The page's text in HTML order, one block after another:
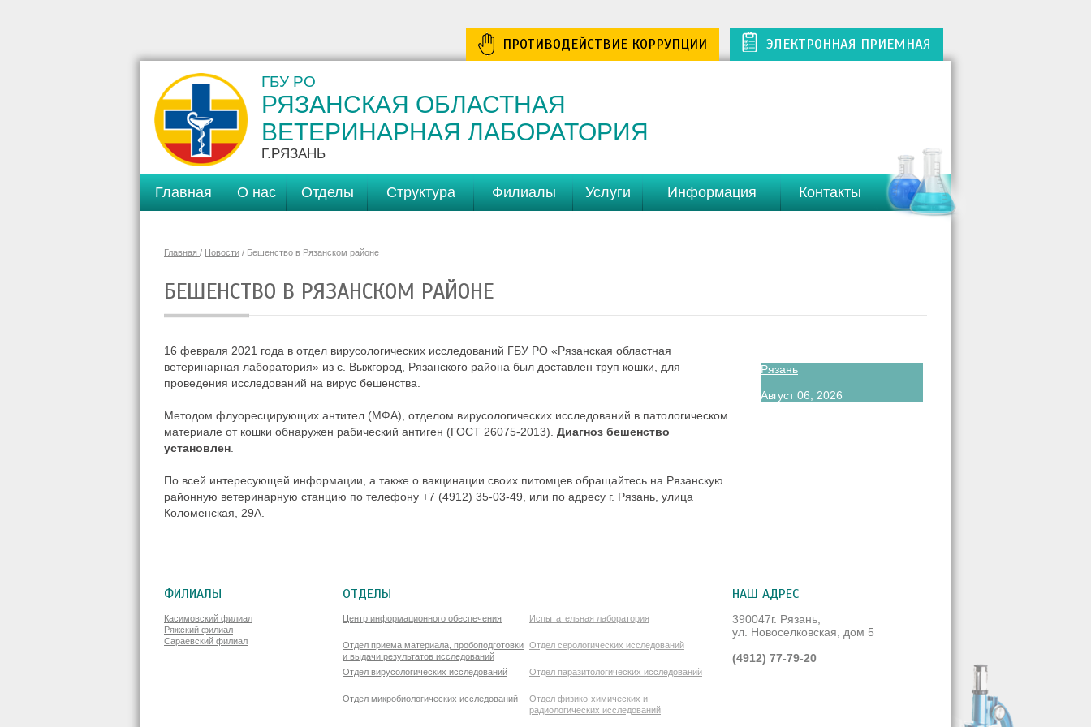
ЭЛЕКТРОННАЯ ПРИЕМНАЯ
ПРОТИВОДЕЙСТВИЕ КОРРУПЦИИ
ГБУ РО
РЯЗАНСКАЯ ОБЛАСТНАЯ
ВЕТЕРИНАРНАЯ ЛАБОРАТОРИЯ
Г.РЯЗАНЬ
Главная О нас Отделы Структура Филиалы Услуги Информация Контакты
Главная / Новости / Бешенство в Рязанском районе
БЕШЕНСТВО В РЯЗАНСКОМ РАЙОНЕ
Рязань
Август 06, 2026
16 февраля 2021 года в отдел вирусологических исследований ГБУ РО «Рязанская областная
ветеринарная лаборатория» из с. Выжгород, Рязанского района был доставлен труп кошки, для
проведения исследований на вирус бешенства.
Методом флуоресцирующих антител (МФА), отделом вирусологических исследований в патологическом
материале от кошки обнаружен рабический антиген (ГОСТ 26075-2013). Диагноз бешенство
установлен
По всей интересующей информации, а также о вакцинации своих питомцев обращайтесь на Рязанскую
районную ветеринарную станцию по телефону +7 (4912) 35-03-49, или по адресу г. Рязань, улица
Коломенская, 29А.
ФИЛИАЛЫ
Касимовский филиал
Ряжский филиал
Сараевский филиал
ОТДЕЛЫ
Центр информационного обеспечения Испытательная лаборатория
Отдел приема материала, пробоподготовки
и выдачи результатов исследований
Отдел серологических исследований
Отдел вирусологических исследований Отдел паразитологических исследований
Отдел микробиологических исследований
Отдел физико-химических и
радиологических исследований
НАШ АДРЕС
390047г. Рязань,
ул. Новоселковская, дом 5
(4912) 77-79-20